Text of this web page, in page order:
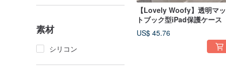
素材
シリコン
【Lovely Woofy】透明マッ
トブック型iPad保護ケース
US$ 45.76